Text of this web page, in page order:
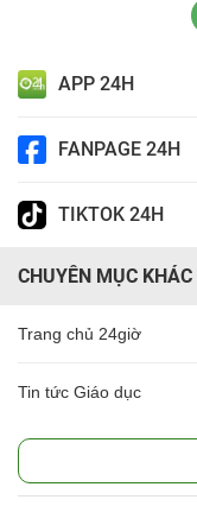
APP 24H
FANPAGE 24H
TIKTOK 24H
CHUYÊN MỤC KHÁC
Trang chủ 24giờ
Tin tức Giáo dục